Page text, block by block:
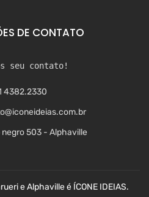
DE CONTATO
seu contato!
4382.2330
negro 503 - Alphaville
e Alphaville é ÍCONE IDEIAS.